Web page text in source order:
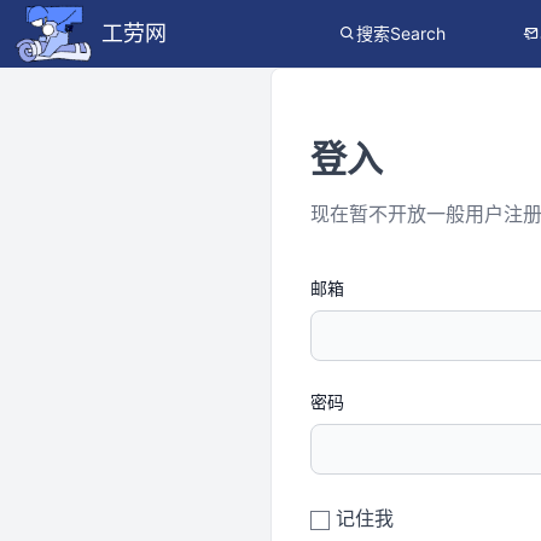
工劳网 搜索Search
登入
现在暂不开放一般用户注册
邮箱
密码
记住我